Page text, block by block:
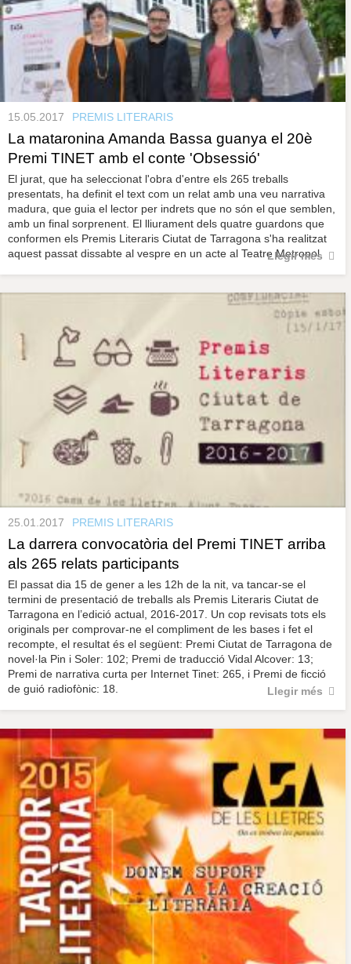
15.05.2017 PREMIS LITERARIS
La mataronina Amanda Bassa guanya el 20è
Premi TINET amb el conte 'Obsessió'
El jurat, que ha seleccionat l'obra d'entre els 265 treballs
presentats, ha definit el text com un relat amb una veu narrativa
madura, que guia el lector per indrets que no són el que semblen,
amb un final sorprenent. El lliurament dels quatre guardons que
conformen els Premis Literaris Ciutat de Tarragona s'ha realitzat
aquest passat dissabte al vespre en un acte al Teatre Metropol.
Llegir més
25.01.2017 PREMIS LITERARIS
La darrera convocatòria del Premi TINET arriba
als 265 relats participants
El passat dia 15 de gener a les 12h de la nit, va tancar-se el
termini de presentació de treballs als Premis Literaris Ciutat de
Tarragona en l’edició actual, 2016-2017. Un cop revisats tots els
originals per comprovar-ne el compliment de les bases i fet el
recompte, el resultat és el següent: Premi Ciutat de Tarragona de
novel·la Pin i Soler: 102; Premi de traducció Vidal Alcover: 13;
Premi de narrativa curta per Internet Tinet: 265, i Premi de ficció
de guió radiofònic: 18.
Llegir més